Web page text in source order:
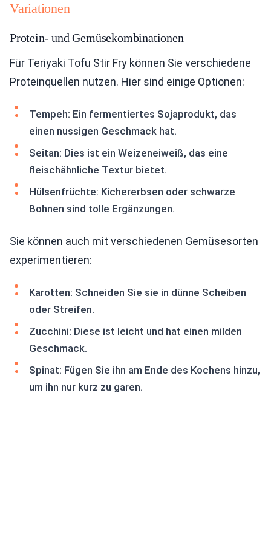
Variationen
Protein- und Gemüsekombinationen
Für Teriyaki Tofu Stir Fry können Sie verschiedene
Proteinquellen nutzen. Hier sind einige Optionen:
Tempeh: Ein fermentiertes Sojaprodukt, das
einen nussigen Geschmack hat.
Seitan: Dies ist ein Weizeneiweiß, das eine
fleischähnliche Textur bietet.
Hülsenfrüchte: Kichererbsen oder schwarze
Bohnen sind tolle Ergänzungen.
Sie können auch mit verschiedenen Gemüsesorten
experimentieren:
Karotten: Schneiden Sie sie in dünne Scheiben
oder Streifen.
Zucchini: Diese ist leicht und hat einen milden
Geschmack.
Spinat: Fügen Sie ihn am Ende des Kochens hinzu,
um ihn nur kurz zu garen.